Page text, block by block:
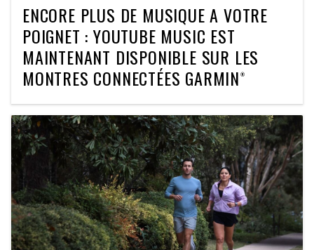
ENCORE PLUS DE MUSIQUE A VOTRE
POIGNET : YOUTUBE MUSIC EST
MAINTENANT DISPONIBLE SUR LES
MONTRES CONNECTÉES GARMIN®